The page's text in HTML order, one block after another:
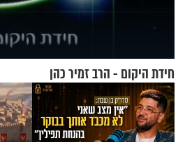
חידת היקום - הרב זמיר כהן